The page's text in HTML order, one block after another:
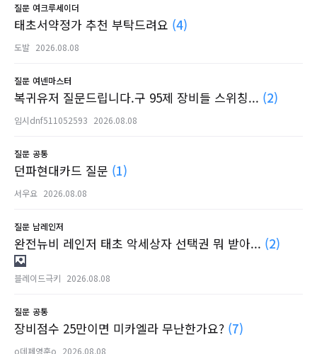
질문 여크루세이더
태초서약정가 추천 부탁드려요 (4)
도발 2026.08.08
질문 여넨마스터
복귀유저 질문드립니다.구 95제 장비들 스위칭... (2)
임시dnf511052593 2026.08.08
질문 공통
던파현대카드 질문 (1)
서우요 2026.08.08
질문 남레인저
완전뉴비 레인저 태초 악세상자 선택권 뭐 받아... (2)
블레이드극키 2026.08.08
질문 공통
장비점수 25만이면 미카엘라 무난한가요? (7)
o데페영훈o 2026.08.08